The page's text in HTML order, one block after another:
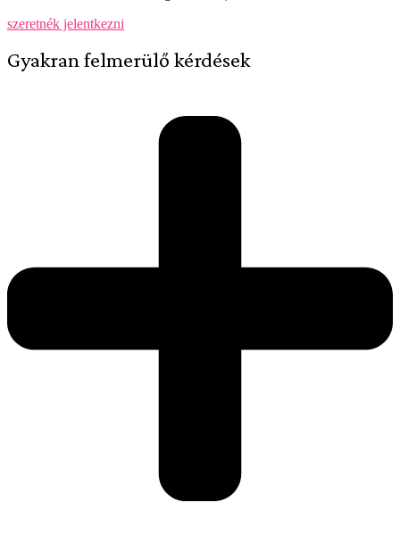
szeretnék jelentkezni
Gyakran felmerülő kérdések